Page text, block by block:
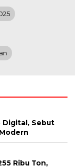
Digital, Sebut
Ribu Ton,